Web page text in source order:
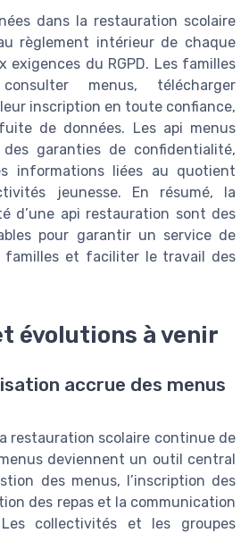
dans la restauration scolaire
règlement intérieur de chaque
exigences du RGPD. Les familles
menus, télécharger
inscription en toute confiance,
de données. Les api menus
garanties de confidentialité,
informations liées au quotient
jeunesse. En résumé, la
d’une api restauration sont des
pour garantir un service de
familles et faciliter le travail des
évolutions à venir
accrue des menus
restauration scolaire continue de
menus deviennent un outil central
des menus, l’inscription des
des repas et la communication
collectivités et les groupes